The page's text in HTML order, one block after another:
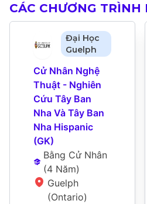
CÁC CHƯƠNG TRÌNH
Đại Học
Guelph
Cử Nhân Nghệ
Thuật - Nghiên
Cứu Tây Ban
Nha Và Tây Ban
Nha Hispanic
(GK)
Bằng Cử Nhân
(4 Năm)
Guelph
(Ontario)